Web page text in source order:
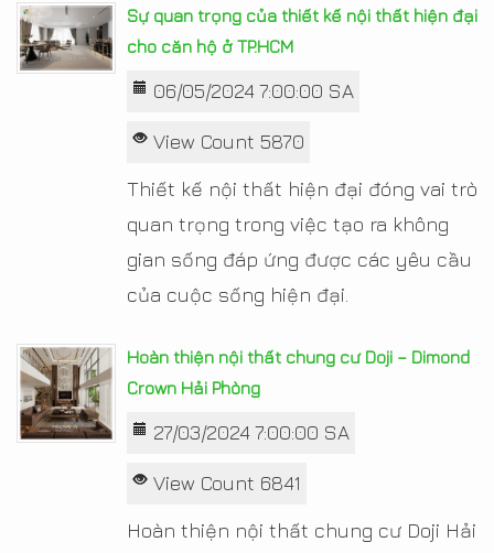
Sự quan trọng của thiết kế nội thất hiện đại
cho căn hộ ở TP.HCM
06/05/2024 7:00:00 SA
View Count 5870
Thiết kế nội thất hiện đại đóng vai trò
quan trọng trong việc tạo ra không
gian sống đáp ứng được các yêu cầu
của cuộc sống hiện đại.
Hoàn thiện nội thất chung cư Doji – Dimond
Crown Hải Phòng
27/03/2024 7:00:00 SA
View Count 6841
Hoàn thiện nội thất chung cư Doji Hải